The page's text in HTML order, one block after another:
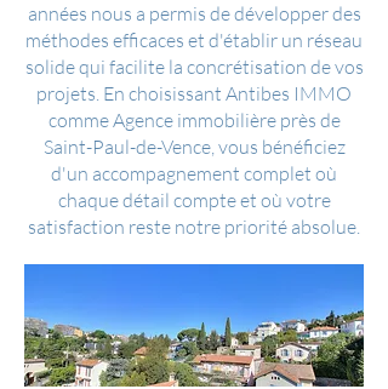
années nous a permis de développer des
méthodes efficaces et d'établir un réseau
solide qui facilite la concrétisation de vos
projets. En choisissant Antibes IMMO
comme Agence immobilière près de
Saint-Paul-de-Vence, vous bénéficiez
d'un accompagnement complet où
chaque détail compte et où votre
satisfaction reste notre priorité absolue.